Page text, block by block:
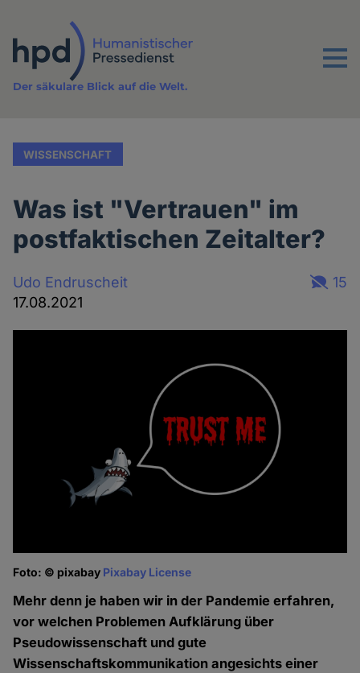
Inhalt
Menu
Der säkulare Blick auf die Welt.
WISSENSCHAFT
Was ist "Vertrauen" im
postfaktischen Zeitalter?
Udo Endruscheit
17.08.2021
15
Foto: © pixabay Pixabay License
Mehr denn je haben wir in der Pandemie erfahren,
vor welchen Problemen Aufklärung über
Pseudowissenschaft und gute
Wissenschaftskommunikation angesichts einer